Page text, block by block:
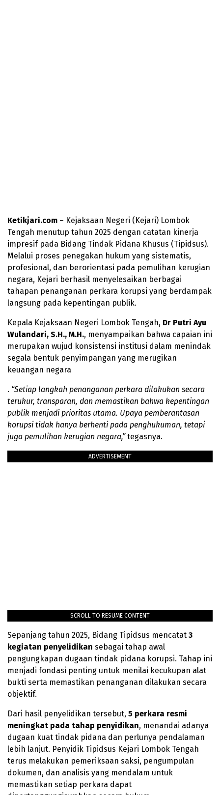
Ketikjari.com – Kejaksaan Negeri (Kejari) Lombok
Tengah menutup tahun 2025 dengan catatan kinerja
impresif pada Bidang Tindak Pidana Khusus (Tipidsus).
Melalui proses penegakan hukum yang sistematis,
profesional, dan berorientasi pada pemulihan kerugian
negara, Kejari berhasil menyelesaikan berbagai
tahapan penanganan perkara korupsi yang berdampak
langsung pada kepentingan publik.
Kepala Kejaksaan Negeri Lombok Tengah, Dr Putri Ayu
Wulandari, S.H., M.H., menyampaikan bahwa capaian ini
merupakan wujud konsistensi institusi dalam menindak
segala bentuk penyimpangan yang merugikan
keuangan negara
. “Setiap langkah penanganan perkara dilakukan secara
terukur, transparan, dan memastikan bahwa kepentingan
publik menjadi prioritas utama. Upaya pemberantasan
korupsi tidak hanya berhenti pada penghukuman, tetapi
juga pemulihan kerugian negara,”tegasnya.
ADVERTISEMENT
SCROLL TO RESUME CONTENT
Sepanjang tahun 2025, Bidang Tipidsus mencatat 3
kegiatan penyelidikan sebagai tahap awal
pengungkapan dugaan tindak pidana korupsi. Tahap ini
menjadi fondasi penting untuk menilai kecukupan alat
bukti serta memastikan penanganan dilakukan secara
objektif.
Dari hasil penyelidikan tersebut, 5 perkara resmi
meningkat pada tahap penyidikan, menandai adanya
dugaan kuat tindak pidana dan perlunya pendalaman
lebih lanjut. Penyidik Tipidsus Kejari Lombok Tengah
terus melakukan pemeriksaan saksi, pengumpulan
dokumen, dan analisis yang mendalam untuk
memastikan setiap perkara dapat